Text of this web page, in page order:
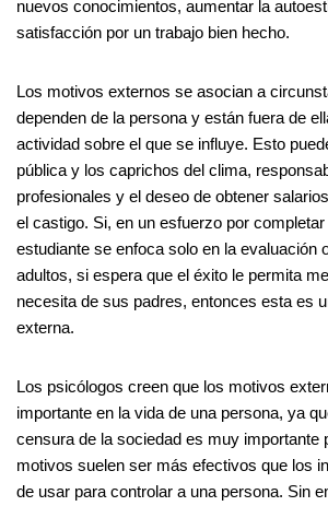
nuevos conocimientos, aumentar la
satisfacción por un trabajo bien hecho.
Los motivos externos se asocian a
dependen de la persona y están fuera de
actividad sobre el que se influye. Esto
pública y los caprichos del clima,
profesionales y el deseo de obtener
el castigo. Si, en un esfuerzo por
estudiante se enfoca solo en la evaluación
adultos, si espera que el éxito le permita
necesita de sus padres, entonces esta es
externa.
Los psicólogos creen que los motivos
importante en la vida de una persona, ya
censura de la sociedad es muy importante
motivos suelen ser más efectivos que los
de usar para controlar a una persona. Sin